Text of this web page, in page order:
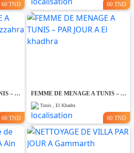
60 TND 60 TND
FEMME DE MENAGE A TUNIS – PAR JOUR A Ezzahra
60 TND
FEMME DE MENAGE A TUNIS – PAR JOUR A El khadhra
Tunis , El Khadra
60 TND